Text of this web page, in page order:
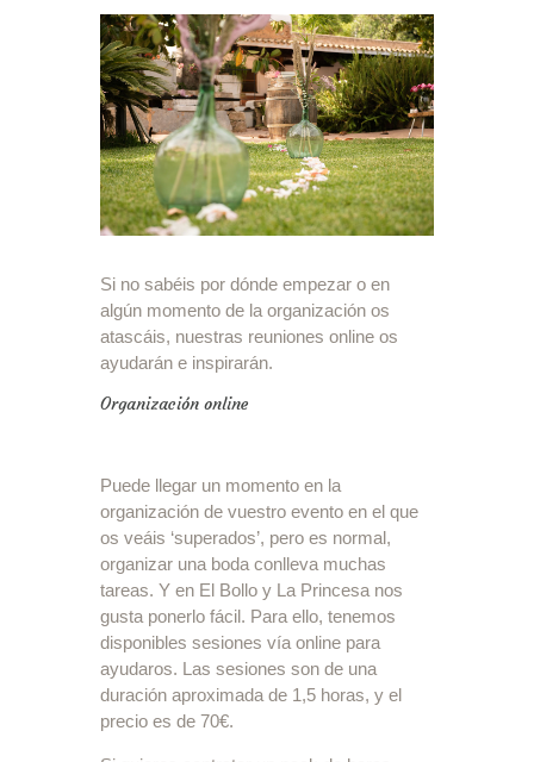
Si no sabéis por dónde empezar o en
algún momento de la organización os
atascáis, nuestras reuniones online os
ayudarán e inspirarán.
Organización online
Puede llegar un momento en la
organización de vuestro evento en el que
os veáis ‘superados’, pero es normal,
organizar una boda conlleva muchas
tareas. Y en El Bollo y La Princesa nos
gusta ponerlo fácil. Para ello, tenemos
disponibles sesiones vía online para
ayudaros. Las sesiones son de una
duración aproximada de 1,5 horas, y el
precio es de 70€.